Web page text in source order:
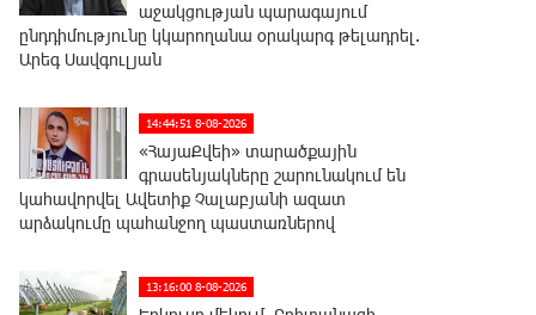
աջակցության պարագայում
ընդդիմությունը կկարողանա օրակարգ թելադրել.
Արեգ Սավգուլյան
14:44:51 8-08-2026
«ՀայաՔվեի» տարածքային
գրասենյակները շարունակում են
կահավորվել Ավետիք Չալաբյանի ազատ
արձակումը պահանջող պաստառներով
13:16:00 8-08-2026